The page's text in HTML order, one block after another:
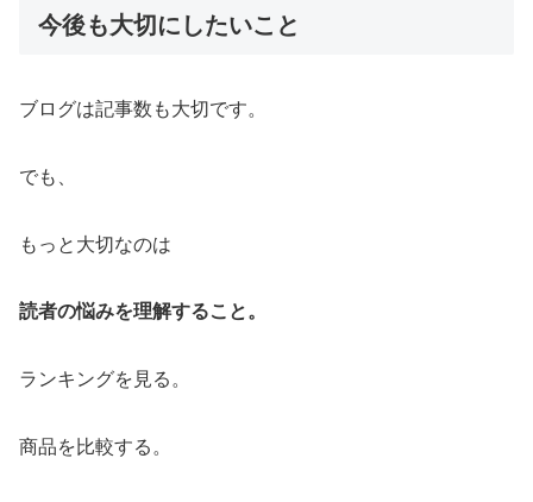
今後も大切にしたいこと
ブログは記事数も大切です。
でも、
もっと大切なのは
読者の悩みを理解すること。
ランキングを見る。
商品を比較する。